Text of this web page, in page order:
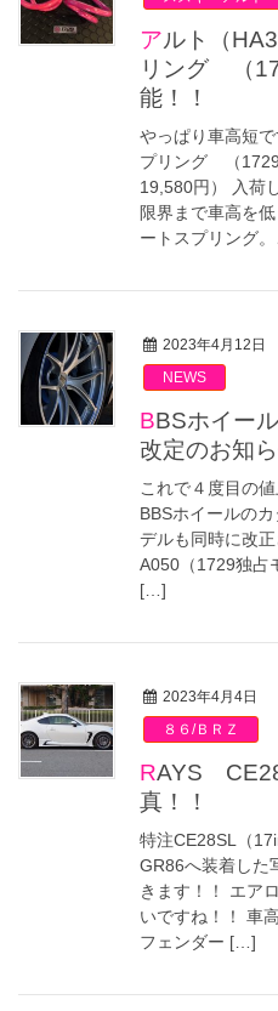
アルト（HA36）リア超ショートスプ
リング （
能！！
やっぱり車高短
プリング （
19,580円） 入荷
限界まで車高を
ートスプリング
2023年4月12日
NEWS
BBSホイール ５月１日より 価格
改定のお知ら
これで４度目の
BBSホイールの
デルも同時に
A050（1729独
[…]
2023年4月4日
８６/ＢＲＺ
RAYS CE28SL GR86装着写
真！！
特注CE28SL（
GR86へ装着した
きます！！ エア
いですね！！ 車
フェンダー […]